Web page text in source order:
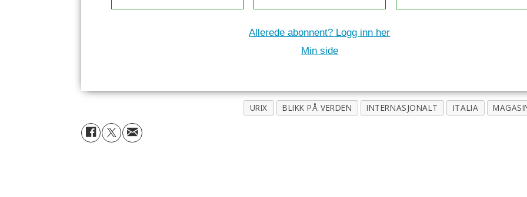
Allerede abonnent? Logg inn her
Min side
URIX BLIKK PÅ VERDEN INTERNASJONALT ITALIA